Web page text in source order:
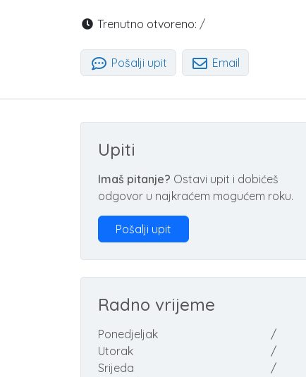
Trenutno otvoreno: /
Pošalji upit Email
Upiti
Imaš pitanje? Ostavi upit i dobićeš
odgovor u najkraćem mogućem roku.
Pošalji upit
Radno vrijeme
Ponedjeljak
/
Utorak
/
Srijeda
/